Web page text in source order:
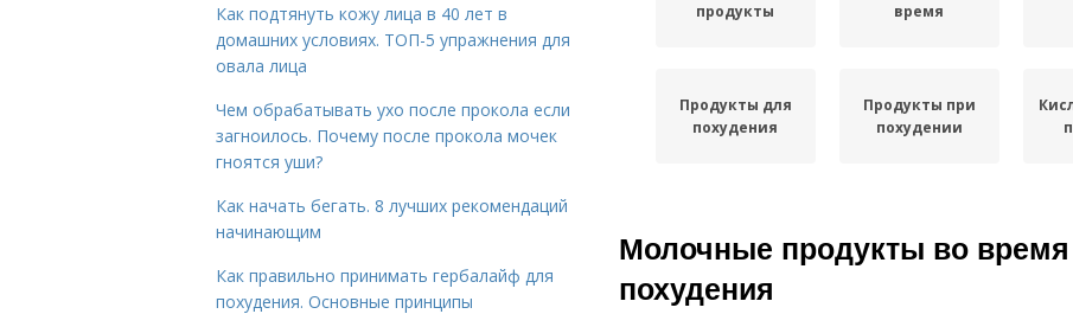
продукты
время
Продукты для
похудения
Продукты при
похудении
Молочные продукты во
похудения
Как подтянуть кожу лица в 40 лет в
домашних условиях. ТОП-5 упражнения для
овала лица
Чем обрабатывать ухо после прокола если
загноилось. Почему после прокола мочек
гноятся уши?
Как начать бегать. 8 лучших рекомендаций
начинающим
Как правильно принимать гербалайф для
похудения. Основные принципы